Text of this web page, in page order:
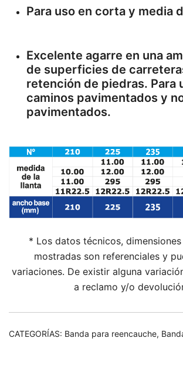
Para uso en corta y media
Excelente agarre en una
de superficies de
retención de piedras. Para
caminos pavimentados y
pavimentados.
* Los datos técnicos,
mostradas son referenciales y
variaciones. De existir alguna
a reclamo y/o
CATEGORÍAS: Banda para reencauche,